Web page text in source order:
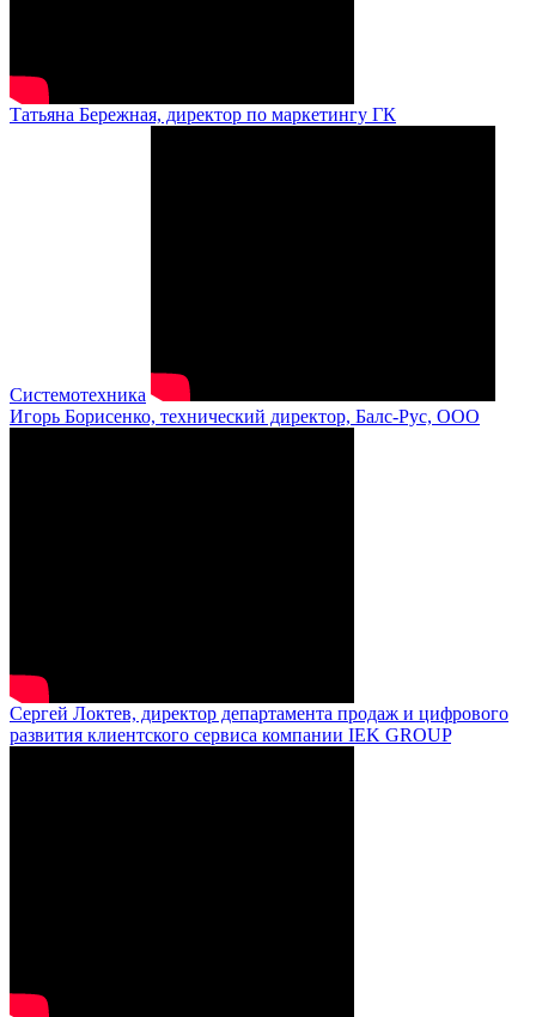
Татьяна Бережная, директор по маркетингу ГК
Системотехника
Игорь Борисенко, технический директор, Балс-Рус, ООО
Сергей Локтев, директор департамента продаж и цифрового
развития клиентского сервиса компании IEK GROUP